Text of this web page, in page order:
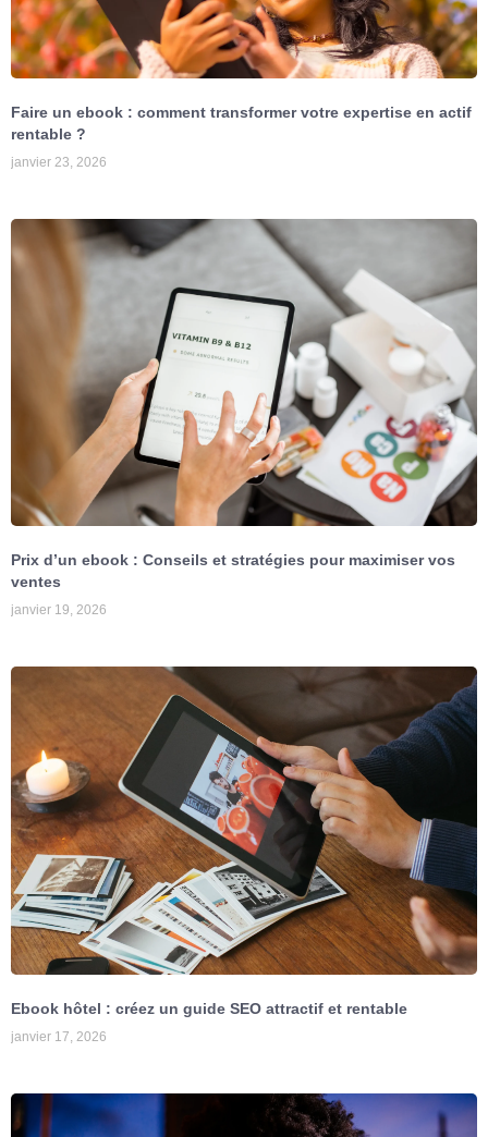
Faire un ebook : comment transformer votre expertise en actif
rentable ?
janvier 23, 2026
Prix d’un ebook : Conseils et stratégies pour maximiser vos
ventes
janvier 19, 2026
Ebook hôtel : créez un guide SEO attractif et rentable
janvier 17, 2026